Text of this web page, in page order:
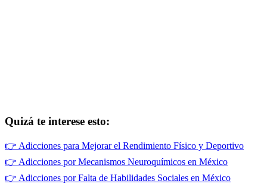
Quizá te interese esto:
👉 Adicciones para Mejorar el Rendimiento Físico y Deportivo
👉 Adicciones por Mecanismos Neuroquímicos en México
👉 Adicciones por Falta de Habilidades Sociales en México